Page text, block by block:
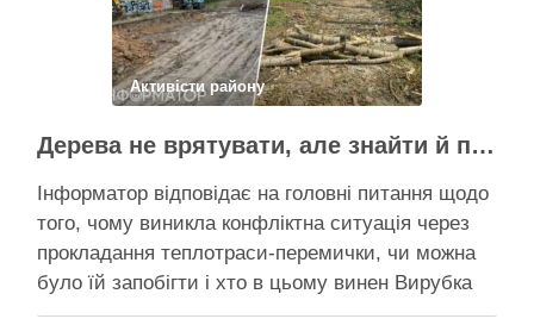
Активісти району
Дерева не врятувати, але знайти й покарати винних треба – головні питання і висновки з конфлікту на Теремках
Інформатор відповідає на головні питання щодо
того, чому виникла конфліктна ситуація через
прокладання теплотраси-перемички, чи можна
було їй запобігти і хто в цьому винен Вирубка
дерев триває, почали й прокладати теплотрасу